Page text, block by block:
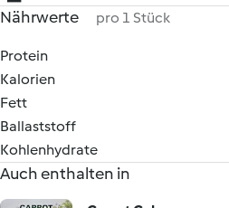
Nährwerte pro 1 Stück
Protein
Kalorien
Fett
Ballaststoff
Kohlenhydrate
Auch enthalten in